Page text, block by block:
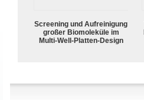
Screening und Aufreinigung
großer Biomoleküle im
Multi-Well-Platten-Design